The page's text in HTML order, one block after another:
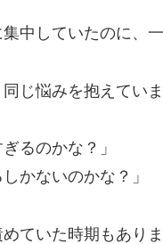
中していたのに、
じ悩みを抱えてい
ぎるのかな？」
しかないのかな？」
ていた時期もありま